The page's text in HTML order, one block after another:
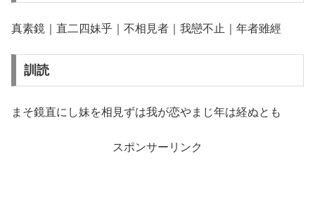
真素鏡｜直二四妹乎｜不相見者｜我戀不止｜年者雖經
訓読
まそ鏡直にし妹を相見ずは我が恋やまじ年は経ぬとも
スポンサーリンク